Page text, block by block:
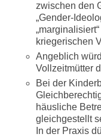
zwischen den
„Gender-
kriegerischen
Angeblich
Vollzeitmütter
Bei der
häusliche
gleichgestellt
In der Praxis